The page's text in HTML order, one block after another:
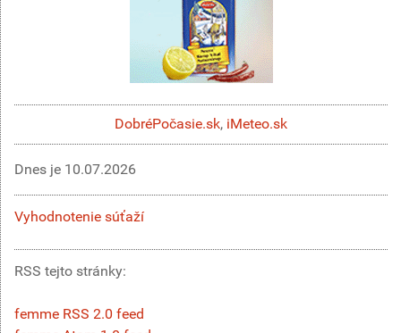
DobréPočasie.sk, iMeteo.sk
Dnes je 10.07.2026
Vyhodnotenie súťaží
RSS tejto stránky:
femme RSS 2.0 feed